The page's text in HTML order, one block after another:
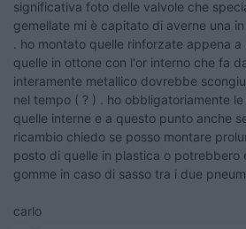
significativa foto delle valvole che
gemellate mi è capitato di averne una
. ho montato quelle rinforzate appena a
quelle in ottone con l'or interno che fa
interamente metallico dovrebbe
nel tempo ( ? ) . ho obbligatoriamente
quelle interne e a questo punto anche
ricambio chiedo se posso montare
posto di quelle in plastica o potrebbero
gomme in caso di sasso tra i due
carlo